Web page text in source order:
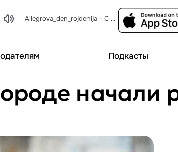
Allegrova_den_rojdenija - С днем рождения, люБИМые!
Подкасты
начали